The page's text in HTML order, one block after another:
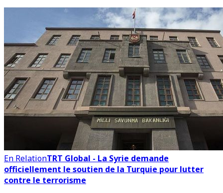
En RelationTRT Global - La Syrie demande
officiellement le soutien de la Turquie pour lutter
contre le terrorisme